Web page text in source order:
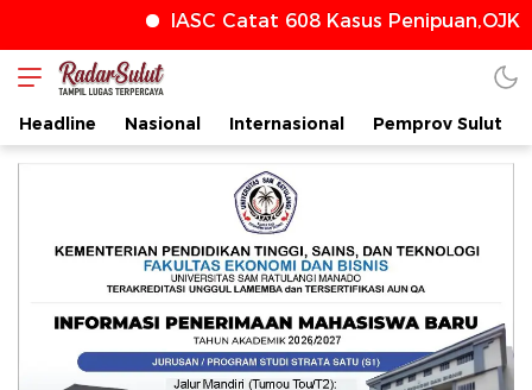
IASC Catat 608 Kasus Penipuan,OJK
radarsulut.com
Headline Nasional Internasional Pemprov Sulut